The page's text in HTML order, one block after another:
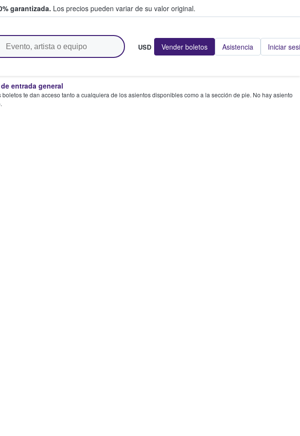
garantizada. Los precios pueden variar de su valor original.
USD Vender boletos Asistencia Iniciar
entrada general
boletos te dan acceso tanto a cualquiera de los asientos disponibles como a la sección de pie. No hay asiento